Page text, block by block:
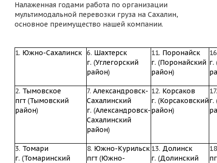
Налаженная годами работа по организации
мультимодальной перевозки груза на Сахалин,
основное преимущество нашей компании.
1. Южно-Сахалинск 6. Шахтерск
г. (Углегорский
район)
11. Поронайск
г. (Поронайский
район)
г.
2. Тымовское
пгт (Тымовский
район)
7. Александровск-
Сахалинский
г. (Александровск-
Сахалинский
район)
12. Корсаков
г. (Корсаковский
район)
г.
3. Томари
г. (Томаринский
8. Южно-Курильск
пгт (Южно-
13. Долинск
г. (Долинский